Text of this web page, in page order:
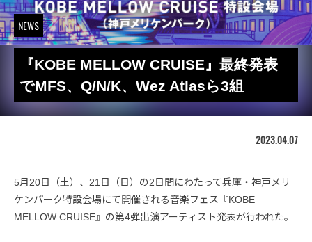
NEWS
『KOBE MELLOW CRUISE』最終発表
でMFS、Q/N/K、Wez Atlasら3組
2023.04.07
5月20日（土）、21日（日）の2日間にわたって兵庫・神戸メリ
ケンパーク特設会場にて開催される音楽フェス『KOBE
MELLOW CRUISE』の第4弾出演アーティスト発表が行われた。